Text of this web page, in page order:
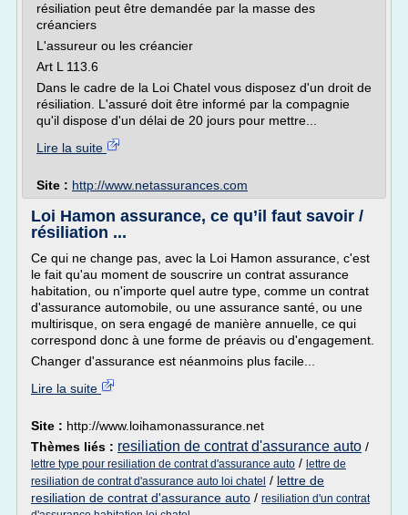
résiliation peut être demandée par la masse des
créanciers
L'assureur ou les créancier
Art L 113.6
Dans le cadre de la Loi Chatel vous disposez d'un droit de
résiliation. L'assuré doit être informé par la compagnie
qu'il dispose d'un délai de 20 jours pour mettre...
Lire la suite
Site : http://www.netassurances.com
Loi Hamon assurance, ce qu’il faut savoir /
résiliation ...
Ce qui ne change pas, avec la Loi Hamon assurance, c'est
le fait qu'au moment de souscrire un contrat assurance
habitation, ou n'importe quel autre type, comme un contrat
d'assurance automobile, ou une assurance santé, ou une
multirisque, on sera engagé de manière annuelle, ce qui
correspond donc à une forme de préavis ou d'engagement.
Changer d'assurance est néanmoins plus facile...
Lire la suite
Site : http://www.loihamonassurance.net
Thèmes liés : resiliation de contrat d'assurance auto /
lettre type pour resiliation de contrat d'assurance auto / lettre de
resiliation de contrat d'assurance auto loi chatel / lettre de
resiliation de contrat d'assurance auto / resiliation d'un contrat